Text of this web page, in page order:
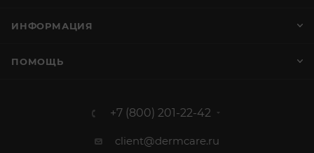
ИНФОРМАЦИЯ
ПОМОЩЬ
+7 (800) 201-22-42
client@dermcare.ru